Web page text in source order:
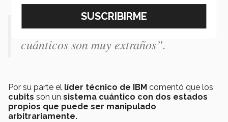
“Los comportamientos de los sistemas
cuánticos son muy extraños”.
Por su parte el líder técnico de IBM comentó que los
cubits son un sistema cuántico con dos estados
propios que puede ser manipulado
arbitrariamente.